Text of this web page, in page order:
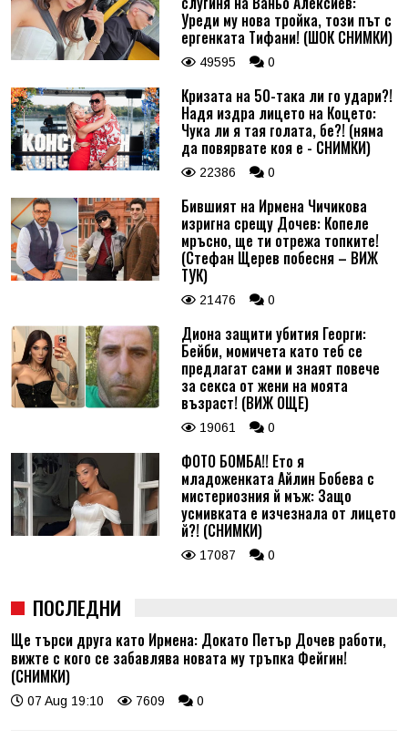
Уреди му нова тройка, този път с
ергенката Тифани! (ШОК СНИМКИ)
49595 0
Кризата на 50-така ли го удари?!
Надя издра лицето на Коцето:
Чука ли я тая голата, бе?! (няма
да повярвате коя е - СНИМКИ)
22386 0
Бившият на Ирмена Чичикова
изригна срещу Дочев: Копеле
мръсно, ще ти отрежа топките!
(Стефан Щерев побесня – ВИЖ
ТУК)
21476 0
Диона защити убития Георги:
Бейби, момичета като теб се
предлагат сами и знаят повече
за секса от жени на моята
възраст! (ВИЖ ОЩЕ)
19061 0
ФОТО БОМБА!! Ето я
младоженката Айлин Бобева с
мистериозния й мъж: Защо
усмивката е изчезнала от лицето
й?! (СНИМКИ)
17087 0
ПОСЛЕДНИ
Ще търси друга като Ирмена: Докато Петър Дочев работи,
вижте с кого се забавлява новата му тръпка Фейгин!
(СНИМКИ)
07 Aug 19:10 7609 0